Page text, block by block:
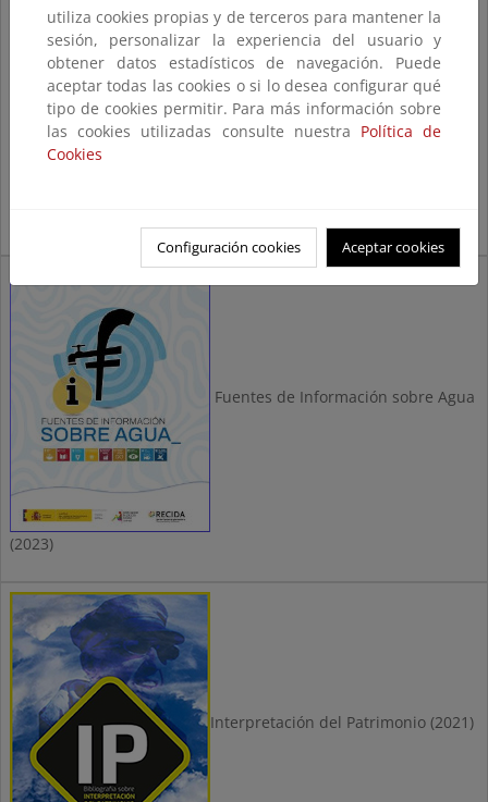
Literatura y Medio Ambiente (2024)
Fuentes de Información sobre Agua
(2023)
Interpretación del Patrimonio (2021)
utiliza cookies propias y de terceros para mantener la
sesión, personalizar la experiencia del usuario y
obtener datos estadísticos de navegación. Puede
aceptar todas las cookies o si lo desea configurar qué
tipo de cookies permitir. Para más información sobre
las cookies utilizadas consulte nuestra Política de
Cookies
Configuración cookies Aceptar cookies